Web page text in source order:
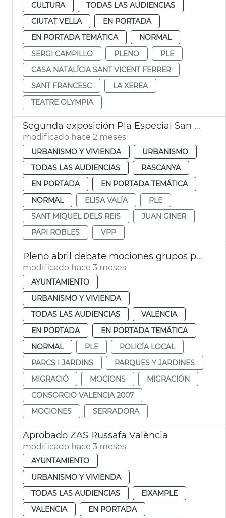
CULTURA
TODAS LAS AUDIENCIAS
CIUTAT VELLA
EN PORTADA
EN PORTADA TEMÁTICA
NORMAL
SERGI CAMPILLO
PLENO
PLE
CASA NATALÍCIA SANT VICENT FERRER
SANT FRANCESC
LA XEREA
TEATRE OLYMPIA
Segunda exposición Pla Especial San Miquel de los Reyes València
modificado hace 2 meses
URBANISMO Y VIVIENDA
URBANISMO
TODAS LAS AUDIENCIAS
RASCANYA
EN PORTADA
EN PORTADA TEMÁTICA
NORMAL
ELISA VALÍA
PLE
SANT MIQUEL DELS REIS
JUAN GINER
PAPI ROBLES
VPP
Pleno abril debate mociones grupos políticos
modificado hace 3 meses
AYUNTAMIENTO
URBANISMO Y VIVIENDA
TODAS LAS AUDIENCIAS
VALENCIA
EN PORTADA
EN PORTADA TEMÁTICA
NORMAL
PLE
POLICÍA LOCAL
PARCS I JARDINS
PARQUES Y JARDINES
MIGRACIÓ
MOCIONS
MIGRACIÓN
CONSORCIO VALENCIA 2007
MOCIONES
SERRADORA
Aprobado ZAS Russafa València
modificado hace 3 meses
AYUNTAMIENTO
URBANISMO Y VIVIENDA
TODAS LAS AUDIENCIAS
EIXAMPLE
VALENCIA
EN PORTADA